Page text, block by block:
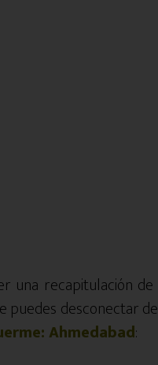
una recapitulación de
puedes desconectar de
Ahmedabad: